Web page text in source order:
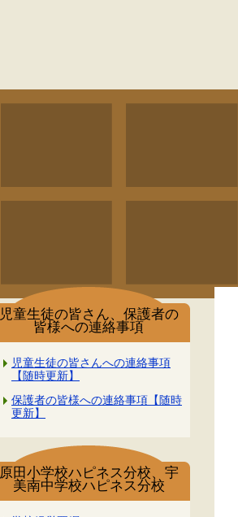
児童生徒の皆さん、保護者の
皆様への連絡事項
児童生徒の皆さんへの連絡事項
【随時更新】
保護者の皆様への連絡事項【随時
更新】
原田小学校ハピネス分校、宇
美南中学校ハピネス分校